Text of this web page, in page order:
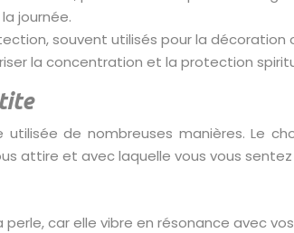
journée.
souvent utilisés pour la
la concentration et la protection
de nombreuses manières. Le
attire et avec laquelle vous vous
perle, car elle vibre en résonance avec